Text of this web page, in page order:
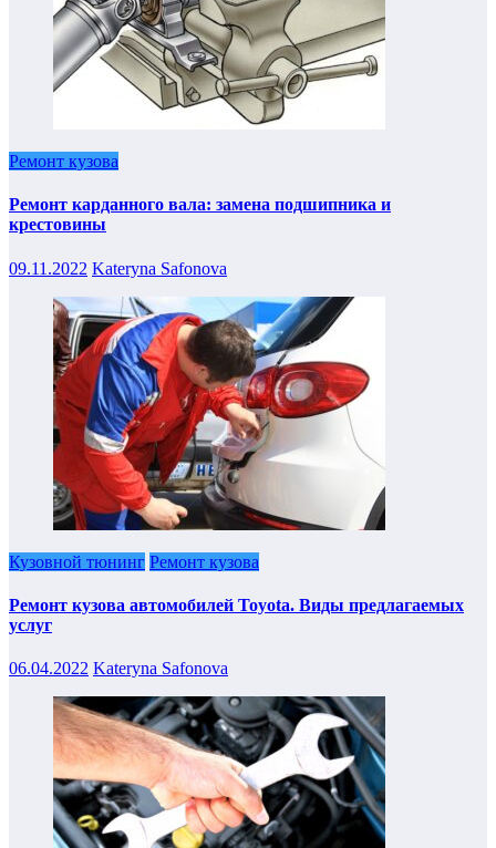
Ремонт кузова
Ремонт карданного вала: замена подшипника и
крестовины
09.11.2022 Kateryna Safonova
Кузовной тюнинг Ремонт кузова
Ремонт кузова автомобилей Toyota. Виды предлагаемых
услуг
06.04.2022 Kateryna Safonova